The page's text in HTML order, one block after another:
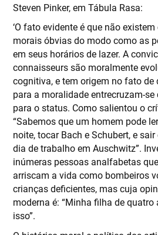
Steven Pinker, em Tábula Rasa:
‘O fato evidente é que não
morais óbvias do modo como as
em seus horários de lazer. A
connaisseurs são moralmente
cognitiva, e tem origem no fato de
para a moralidade entrecruzam-
para o status. Como salientou o
“Sabemos que um homem pode
noite, tocar Bach e Schubert, e
dia de trabalho em Auschwitz”.
inúmeras pessoas analfabetas
arriscam a vida como bombeiros
crianças deficientes, mas cuja
moderna é: “Minha filha de
isso”.